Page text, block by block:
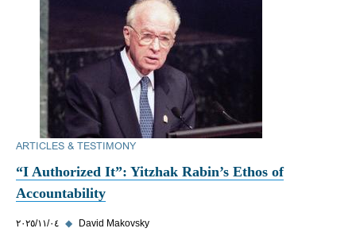
ARTICLES & TESTIMONY
“I Authorized It”: Yitzhak Rabin’s Ethos of
Accountability
٠٤‏/١١‏/٢٠٢٥ ◆ David Makovsky